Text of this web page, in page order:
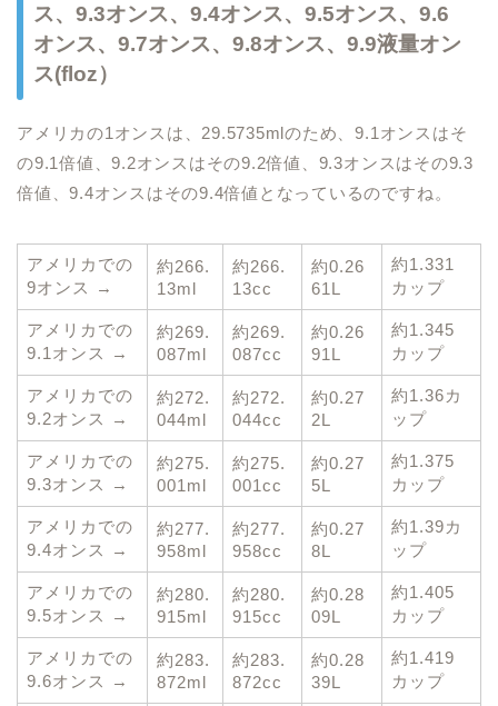
ス、9.3オンス、9.4オンス、9.5オンス、9.6
オンス、9.7オンス、9.8オンス、9.9液量オン
ス(floz）
アメリカの1オンスは、29.5735mlのため、9.1オンスはそ
の9.1倍値、9.2オンスはその9.2倍値、9.3オンスはその9.3
倍値、9.4オンスはその9.4倍値となっているのですね。
アメリカでの
9オンス →
約266.
13ml
約266.
13cc
約0.26
61L
約1.331
カップ
アメリカでの
9.1オンス →
約269.
087ml
約269.
087cc
約0.26
91L
約1.345
カップ
アメリカでの
9.2オンス →
約272.
044ml
約272.
044cc
約0.27
2L
約1.36カ
ップ
アメリカでの
9.3オンス →
約275.
001ml
約275.
001cc
約0.27
5L
約1.375
カップ
アメリカでの
9.4オンス →
約277.
958ml
約277.
958cc
約0.27
8L
約1.39カ
ップ
アメリカでの
9.5オンス →
約280.
915ml
約280.
915cc
約0.28
09L
約1.405
カップ
アメリカでの
9.6オンス →
約283.
872ml
約283.
872cc
約0.28
39L
約1.419
カップ